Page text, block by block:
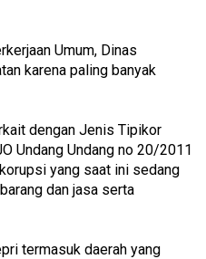
Umum, Dinas
karena paling banyak
dengan Jenis Tipikor
Undang Undang no 20/2011
yang saat ini sedang
dan jasa serta
termasuk daerah yang